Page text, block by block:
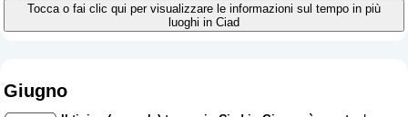
Tocca o fai clic qui per visualizzare le informazioni sul tempo in più
luoghi in Ciad
Giugno